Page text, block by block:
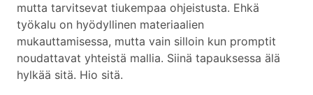
mutta tarvitsevat tiukempaa ohjeistusta. Ehkä
työkalu on hyödyllinen materiaalien
mukauttamisessa, mutta vain silloin kun promptit
noudattavat yhteistä mallia. Siinä tapauksessa älä
hylkää sitä. Hio sitä.